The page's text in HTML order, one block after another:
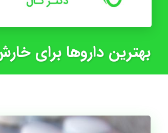
بهترین داروها برای